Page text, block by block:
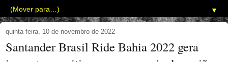
▼
quinta-feira, 10 de novembro de 2022
Santander Brasil Ride Bahia 2022 gera